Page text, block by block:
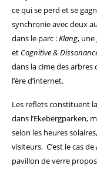
ce qui se perd et se
synchronie avec deux
dans le parc :Klang, une
et Cognitive &
dans la cime des
l’ère d’internet.
Les reflets constituent
dans l’Ekebergparken,
selon les heures
visiteurs. C’est le cas de
pavillon de verre